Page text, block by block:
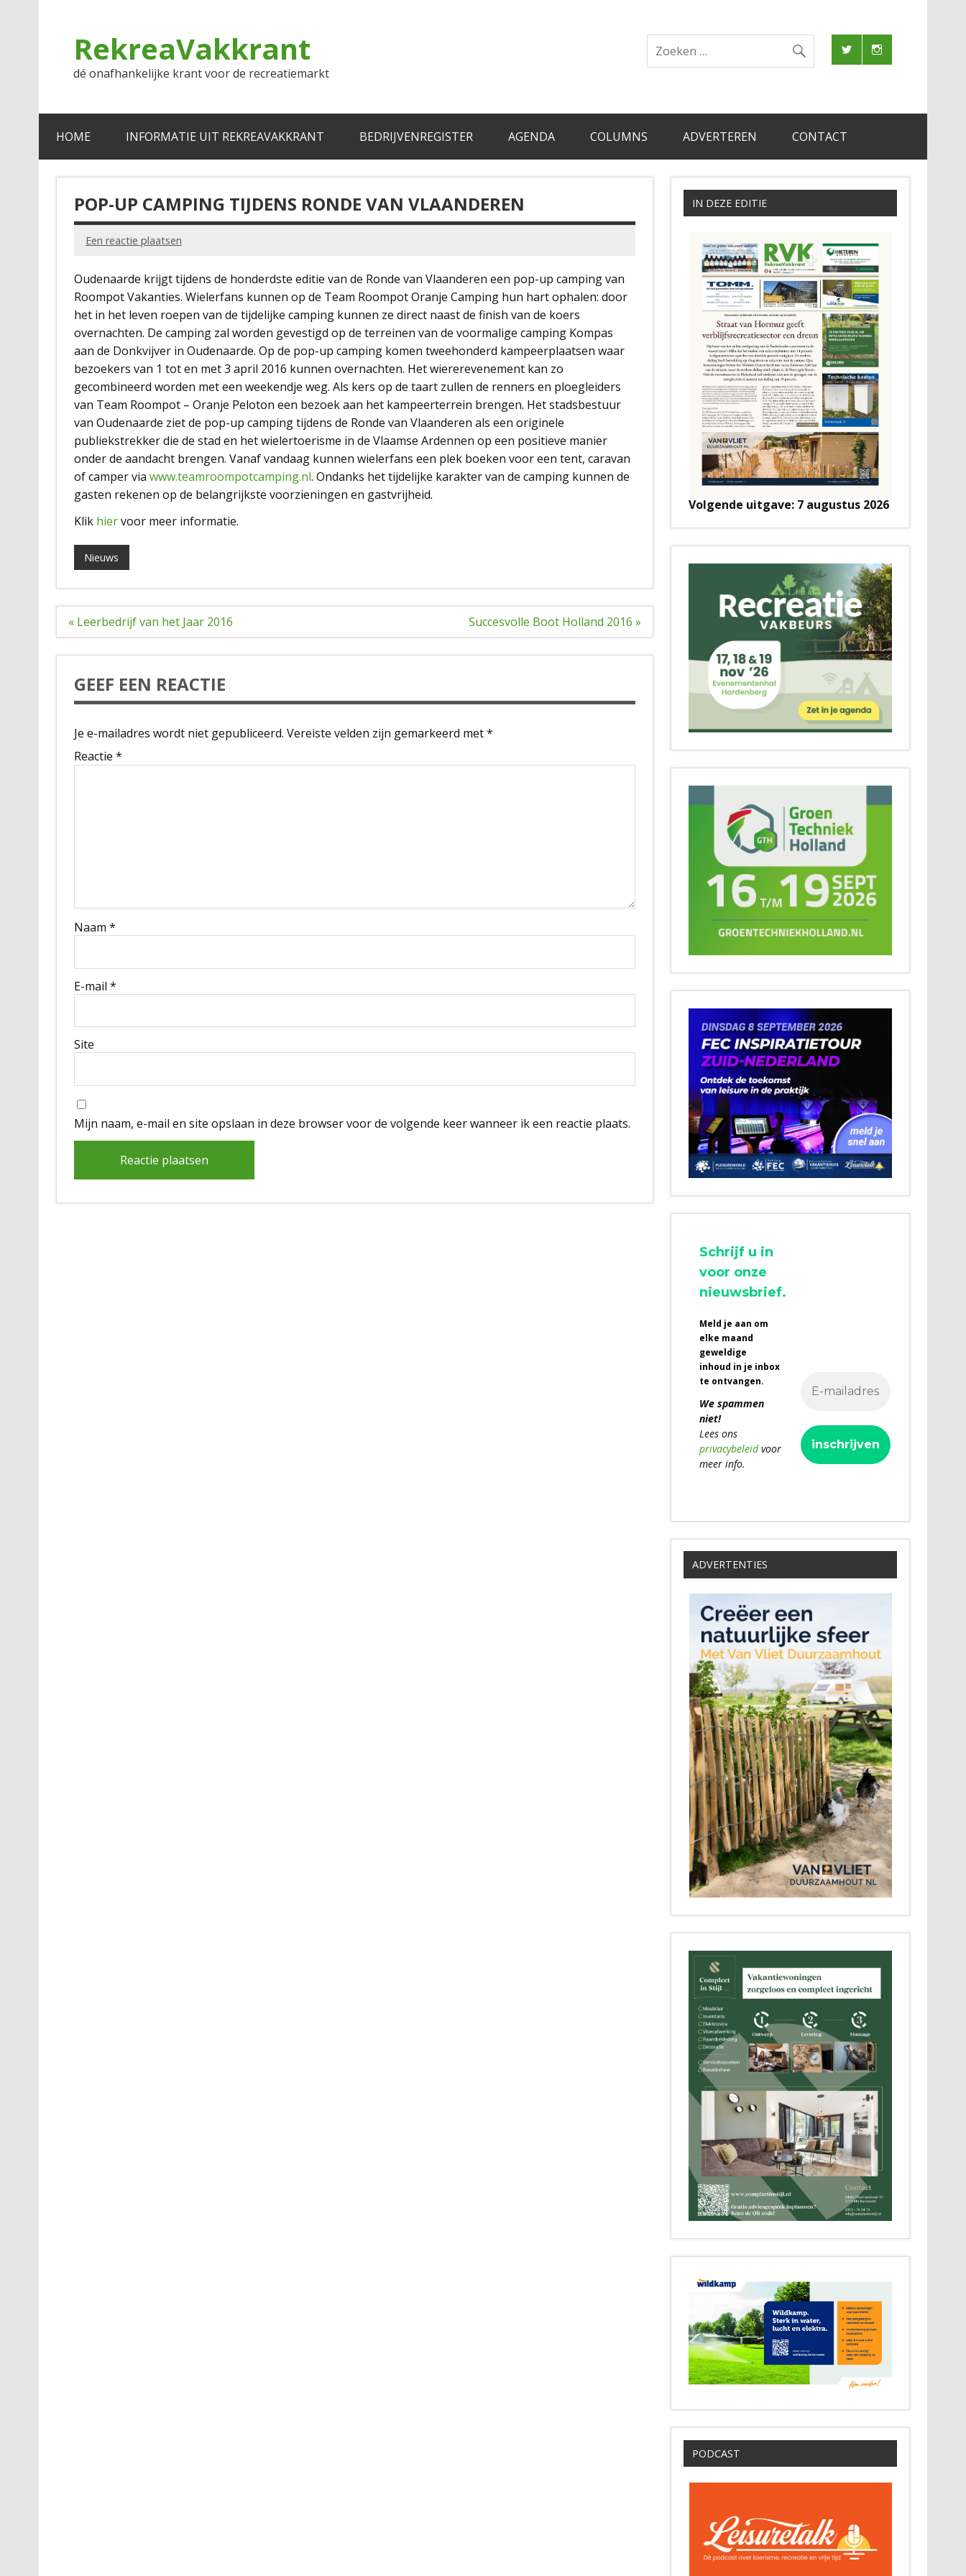
RekreaVakkrant
dé onafhankelijke krant voor de recreatiemarkt
HOME INFORMATIE UIT REKREAVAKKRANT BEDRIJVENREGISTER AGENDA COLUMNS ADVERTEREN CONTACT
POP-UP CAMPING TIJDENS RONDE VAN VLAANDEREN
Een reactie plaatsen
Oudenaarde krijgt tijdens de honderdste editie van de Ronde van Vlaanderen een pop-up camping van
Roompot Vakanties. Wielerfans kunnen op de Team Roompot Oranje Camping hun hart ophalen: door
het in het leven roepen van de tijdelijke camping kunnen ze direct naast de finish van de koers
overnachten. De camping zal worden gevestigd op de terreinen van de voormalige camping Kompas
aan de Donkvijver in Oudenaarde. Op de pop-up camping komen tweehonderd kampeerplaatsen waar
bezoekers van 1 tot en met 3 april 2016 kunnen overnachten. Het wiererevenement kan zo
gecombineerd worden met een weekendje weg. Als kers op de taart zullen de renners en ploegleiders
van Team Roompot – Oranje Peloton een bezoek aan het kampeerterrein brengen. Het stadsbestuur
van Oudenaarde ziet de pop-up camping tijdens de Ronde van Vlaanderen als een originele
publiekstrekker die de stad en het wielertoerisme in de Vlaamse Ardennen op een positieve manier
onder de aandacht brengen. Vanaf vandaag kunnen wielerfans een plek boeken voor een tent, caravan
of camper via www.teamroompotcamping.nl. Ondanks het tijdelijke karakter van de camping kunnen de
gasten rekenen op de belangrijkste voorzieningen en gastvrijheid.
Klik hiervoor meer informatie.
Nieuws
Bericht
« Leerbedrijf van het Jaar 2016 Succesvolle Boot Holland 2016 »
GEEF EEN REACTIE
Je e-mailadres wordt niet gepubliceerd. Vereiste velden zijn gemarkeerd met*
Reactie *
Naam *
E-mail *
Site
Mijn naam, e-mail en site opslaan in deze browser voor de volgende keer wanneer ik een reactie plaats.
Alternative:
IN DEZE EDITIE
Volgende uitgave: 7 augustus 2026
Schrijf u in
voor onze
nieuwsbrief.
Meld je aan om
elke maand
geweldige
inhoud in je inbox
te ontvangen.
We spammen
niet!
Lees ons
privacybeleidvoor
meer info.
ADVERTENTIES
PODCAST